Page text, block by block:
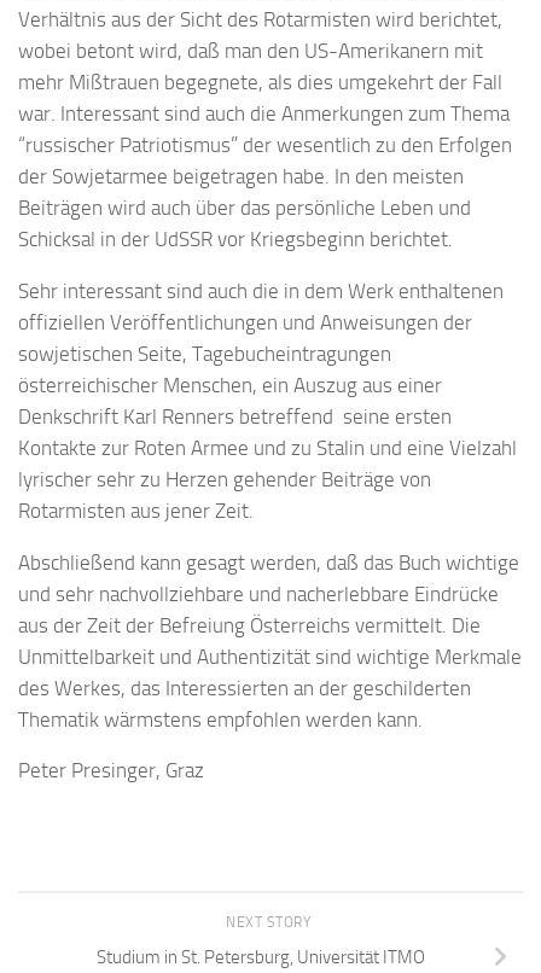
Verhältnis aus der Sicht des Rotarmisten wird berichtet,
wobei betont wird, daß man den US-Amerikanern mit
mehr Mißtrauen begegnete, als dies umgekehrt der Fall
war. Interessant sind auch die Anmerkungen zum Thema
“russischer Patriotismus” der wesentlich zu den Erfolgen
der Sowjetarmee beigetragen habe. In den meisten
Beiträgen wird auch über das persönliche Leben und
Schicksal in der UdSSR vor Kriegsbeginn berichtet.
Sehr interessant sind auch die in dem Werk enthaltenen
offiziellen Veröffentlichungen und Anweisungen der
sowjetischen Seite, Tagebucheintragungen
österreichischer Menschen, ein Auszug aus einer
Denkschrift Karl Renners betreffend seine ersten
Kontakte zur Roten Armee und zu Stalin und eine Vielzahl
lyrischer sehr zu Herzen gehender Beiträge von
Rotarmisten aus jener Zeit.
Abschließend kann gesagt werden, daß das Buch wichtige
und sehr nachvollziehbare und nacherlebbare Eindrücke
aus der Zeit der Befreiung Österreichs vermittelt. Die
Unmittelbarkeit und Authentizität sind wichtige Merkmale
des Werkes, das Interessierten an der geschilderten
Thematik wärmstens empfohlen werden kann.
Peter Presinger, Graz
NEXT STORY
Studium in St. Petersburg, Universität ITMO